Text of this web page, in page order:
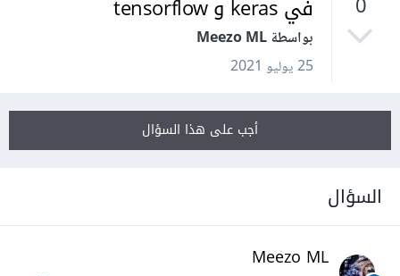
0
في keras و tensorflow
بواسطة Meezo ML
25 يوليو 2021
أجب على هذا السؤال
السؤال
Meezo ML